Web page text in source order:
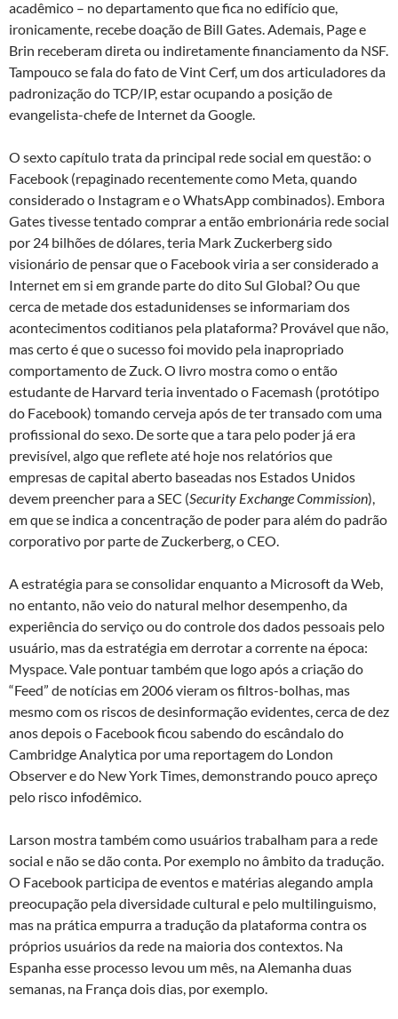
acadêmico – no departamento que fica no edifício que,
ironicamente, recebe doação de Bill Gates. Ademais, Page e
Brin receberam direta ou indiretamente financiamento da NSF.
Tampouco se fala do fato de Vint Cerf, um dos articuladores da
padronização do TCP/IP, estar ocupando a posição de
evangelista-chefe de Internet da Google.
O sexto capítulo trata da principal rede social em questão: o
Facebook (repaginado recentemente como Meta, quando
considerado o Instagram e o WhatsApp combinados). Embora
Gates tivesse tentado comprar a então embrionária rede social
por 24 bilhões de dólares, teria Mark Zuckerberg sido
visionário de pensar que o Facebook viria a ser considerado a
Internet em si em grande parte do dito Sul Global? Ou que
cerca de metade dos estadunidenses se informariam dos
acontecimentos coditianos pela plataforma? Provável que não,
mas certo é que o sucesso foi movido pela inapropriado
comportamento de Zuck. O livro mostra como o então
estudante de Harvard teria inventado o Facemash (protótipo
do Facebook) tomando cerveja após de ter transado com uma
profissional do sexo. De sorte que a tara pelo poder já era
previsível, algo que reflete até hoje nos relatórios que
empresas de capital aberto baseadas nos Estados Unidos
devem preencher para a SEC (Security Exchange Commission),
em que se indica a concentração de poder para além do padrão
corporativo por parte de Zuckerberg, o CEO.
A estratégia para se consolidar enquanto a Microsoft da Web,
no entanto, não veio do natural melhor desempenho, da
experiência do serviço ou do controle dos dados pessoais pelo
usuário, mas da estratégia em derrotar a corrente na época:
Myspace. Vale pontuar também que logo após a criação do
“Feed” de notícias em 2006 vieram os filtros-bolhas, mas
mesmo com os riscos de desinformação evidentes, cerca de dez
anos depois o Facebook ficou sabendo do escândalo do
Cambridge Analytica por uma reportagem do London
Observer e do New York Times, demonstrando pouco apreço
pelo risco infodêmico.
Larson mostra também como usuários trabalham para a rede
social e não se dão conta. Por exemplo no âmbito da tradução.
O Facebook participa de eventos e matérias alegando ampla
preocupação pela diversidade cultural e pelo multilinguismo,
mas na prática empurra a tradução da plataforma contra os
próprios usuários da rede na maioria dos contextos. Na
Espanha esse processo levou um mês, na Alemanha duas
semanas, na França dois dias, por exemplo.